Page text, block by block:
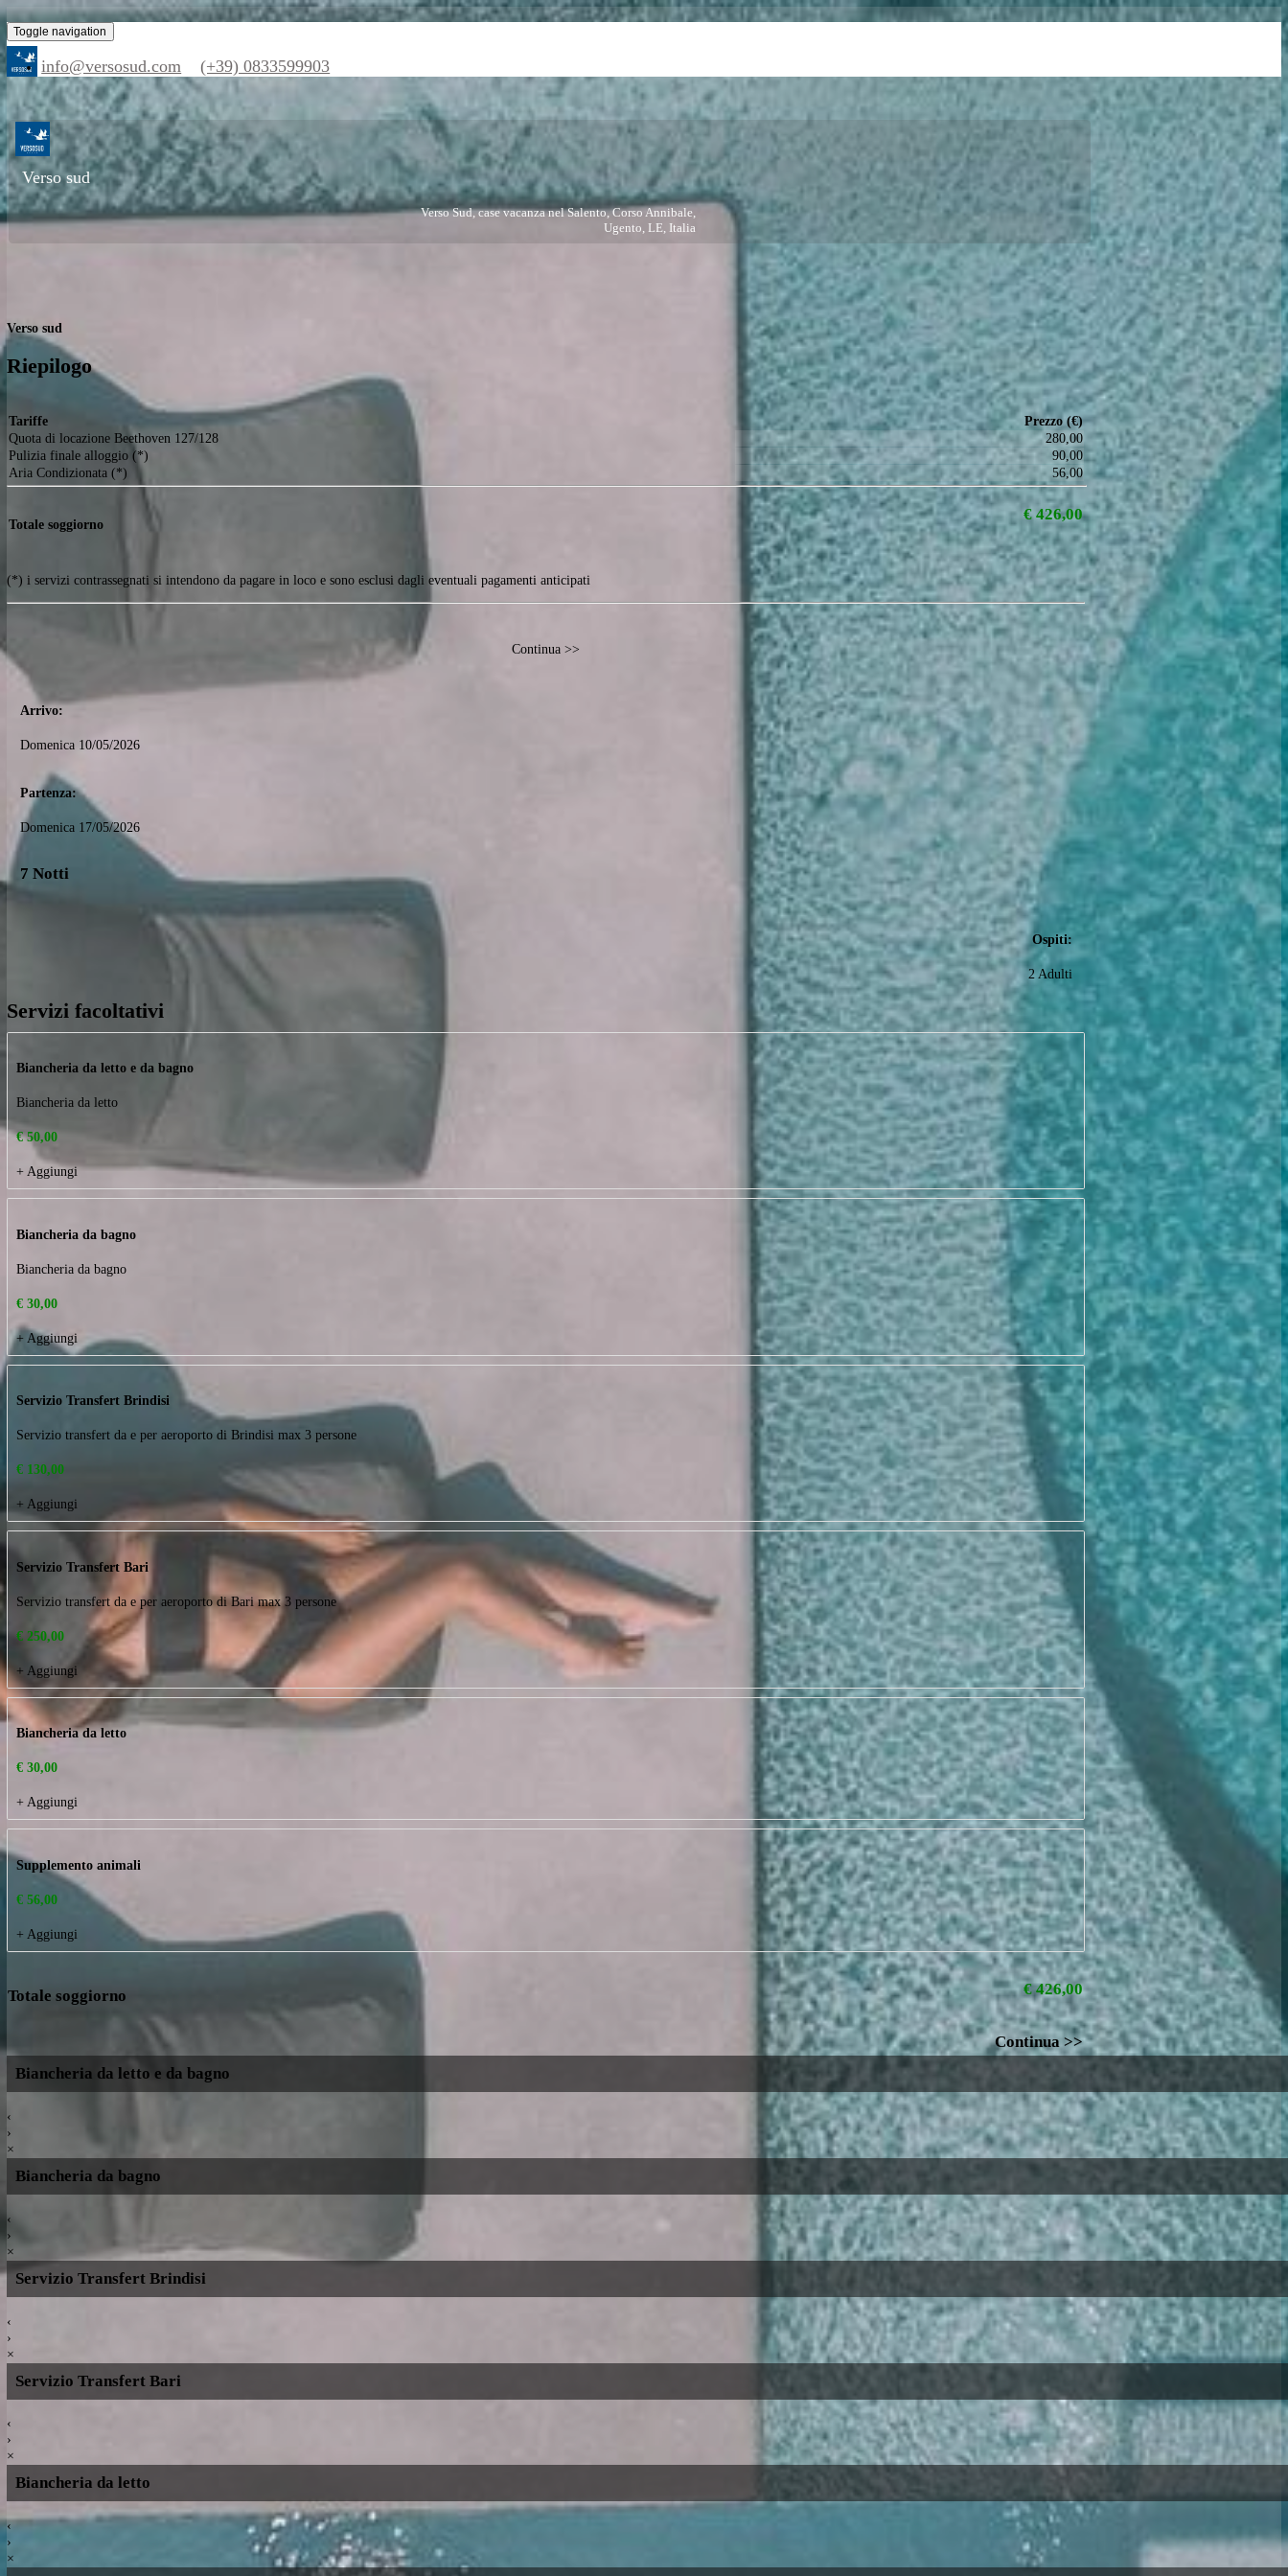
Toggle navigation
info@versosud.com (+39) 0833599903
Verso sud
Verso Sud, case vacanza nel Salento, Corso Annibale,
Ugento, LE, Italia
Verso sud
Tariffe
Prezzo (€)
Quota di locazione Beethoven 127/128
280,00
90,00
Aria Condizionata (*)
56,00
Totale soggiorno
€426,00
(*) i servizi contrassegnati si intendono da pagare in loco e sono esclusi dagli eventuali pagamenti anticipati
Arrivo:
Domenica 10/05/2026
Partenza:
Ospiti:
2 Adulti
Servizi facoltativi
Biancheria da letto e da bagno
€ 50,00
+ Aggiungi
Biancheria da bagno
Biancheria da bagno
Servizio Transfert Brindisi
Servizio transfert da e per aeroporto di Brindisi max 3 persone
€ 130,00
+ Aggiungi
Servizio Transfert Bari
Servizio transfert da e per aeroporto di Bari max 3 persone
€ 250,00
+ Aggiungi
Biancheria da letto
+ Aggiungi
Supplemento animali
Totale soggiorno €426,00
Biancheria da letto e da bagno
‹
‹
×